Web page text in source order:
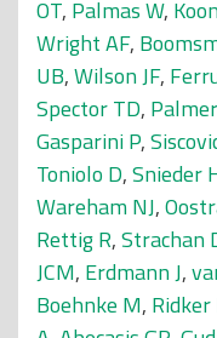
OT, Palmas W,
Wright AF,
UB,Wilson JF,
Spector TD,
Gasparini P,
Toniolo D,Snieder
Wareham NJ,
Rettig R,Strachan
JCM, Erdmann J,
Boehnke M,